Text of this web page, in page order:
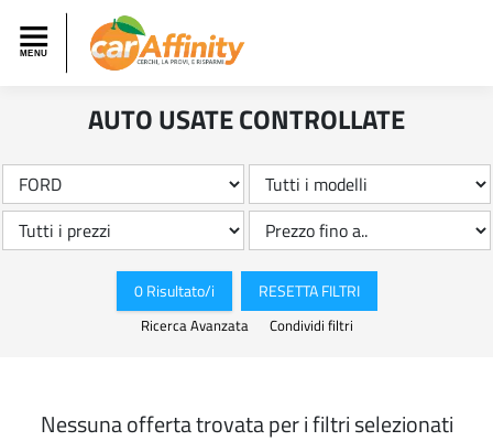
AUTO USATE CONTROLLATE
0 Risultato/i RESETTA FILTRI
Ricerca Avanzata Condividi filtri
Nessuna offerta trovata per i filtri selezionati